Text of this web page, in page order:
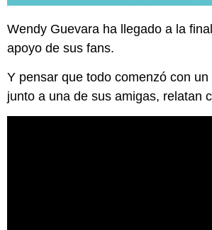
Wendy Guevara ha llegado a la
apoyo de sus fans.
Y pensar que todo comenzó con
junto a una de sus amigas, relatan